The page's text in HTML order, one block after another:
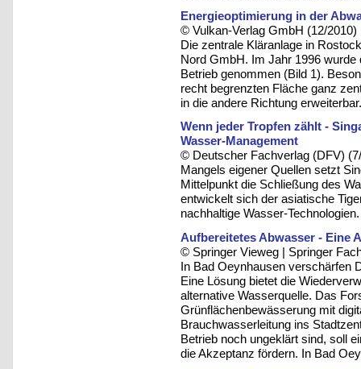
Energieoptimierung in der
© Vulkan-Verlag GmbH (12/2010)
Die zentrale Kläranlage in
Nord GmbH. Im Jahr 1996 wurde
Betrieb genommen (Bild 1).
recht begrenzten Fläche ganz
in die andere Richtung erweiterbar.
Wenn jeder Tropfen zählt -
Wasser-Management
© Deutscher Fachverlag (DFV)
Mangels eigener Quellen setzt
Mittelpunkt die Schließung des
entwickelt sich der asiatische
nachhaltige Wasser-Technologien.
Aufbereitetes Abwasser - Eine
© Springer Vieweg | Springer
In Bad Oeynhausen verschärfen
Eine Lösung bietet die
alternative Wasserquelle. Das
Grünflächenbewässerung mit
Brauchwasserleitung ins
Betrieb noch ungeklärt sind, soll
die Akzeptanz fördern. In Bad